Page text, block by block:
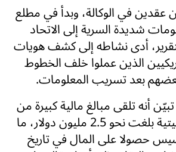
في الوكالة، وبدأ في مطلع
شديدة السرية إلى الاتحاد
أدى نشاطه إلى كشف هويات
الذين عملوا خلف الخطوط
بعد تسريب المعلومات.
أنه تلقى مبالغ مالية كبيرة من
الاستخبارات السوفييتية بلغت نحو 2.5 مليون دولار، ما
حصولا على المال في تاريخ